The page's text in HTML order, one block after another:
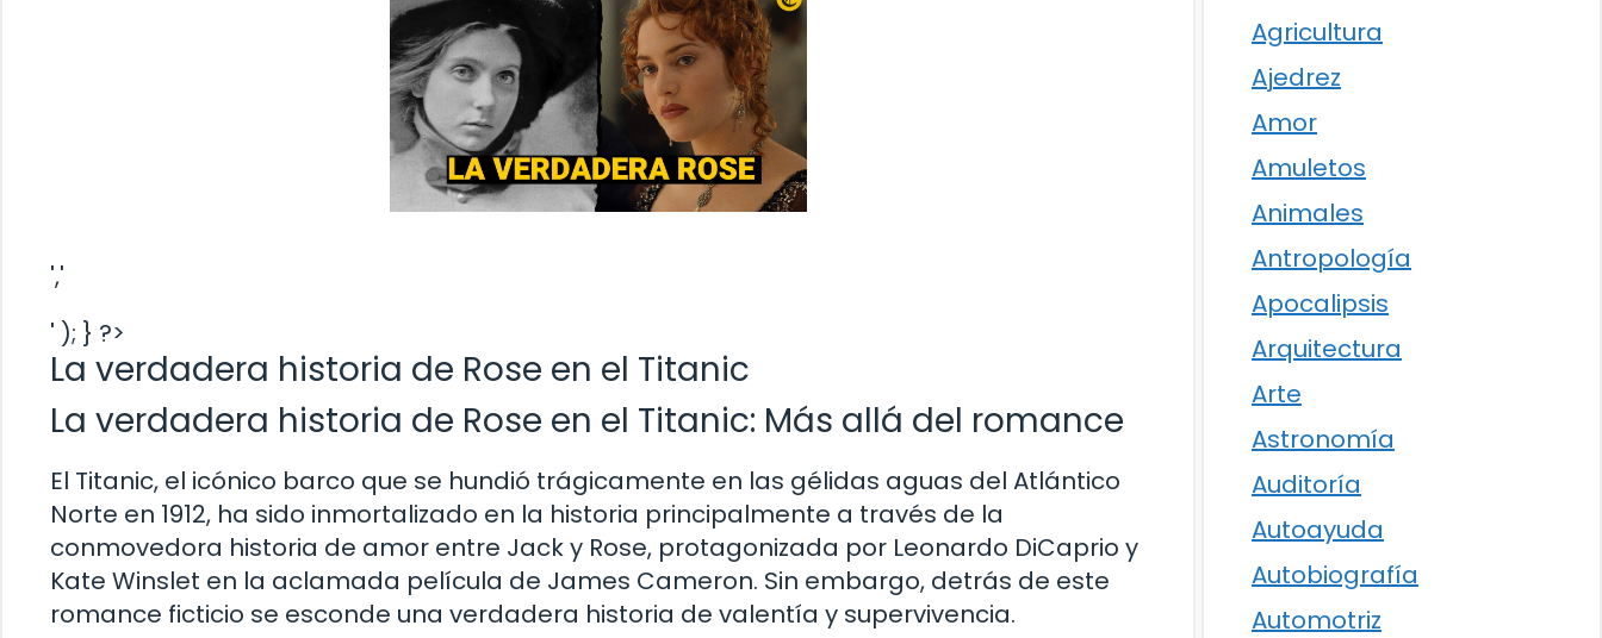
','
' ); } ?>
La verdadera historia de Rose en el Titanic
La verdadera historia de Rose en el Titanic: Más allá del romance
El Titanic, el icónico barco que se hundió trágicamente en las gélidas aguas del Atlántico
Norte en 1912, ha sido inmortalizado en la historia principalmente a través de la
conmovedora historia de amor entre Jack y Rose, protagonizada por Leonardo DiCaprio y
Kate Winslet en la aclamada película de James Cameron. Sin embargo, detrás de este
romance ficticio se esconde una verdadera historia de valentía y supervivencia.
Agricultura
Ajedrez
Amor
Amuletos
Animales
Antropología
Apocalipsis
Arquitectura
Arte
Astronomía
Auditoría
Autoayuda
Autobiografía
Automotriz